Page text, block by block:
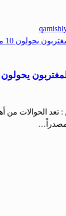
: تعد الحوالات من